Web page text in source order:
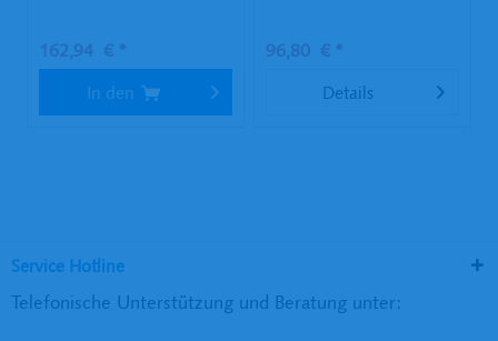
162,94 € *
In den
96,80 € *
Details
Service Hotline
Telefonische Unterstützung und Beratung unter: